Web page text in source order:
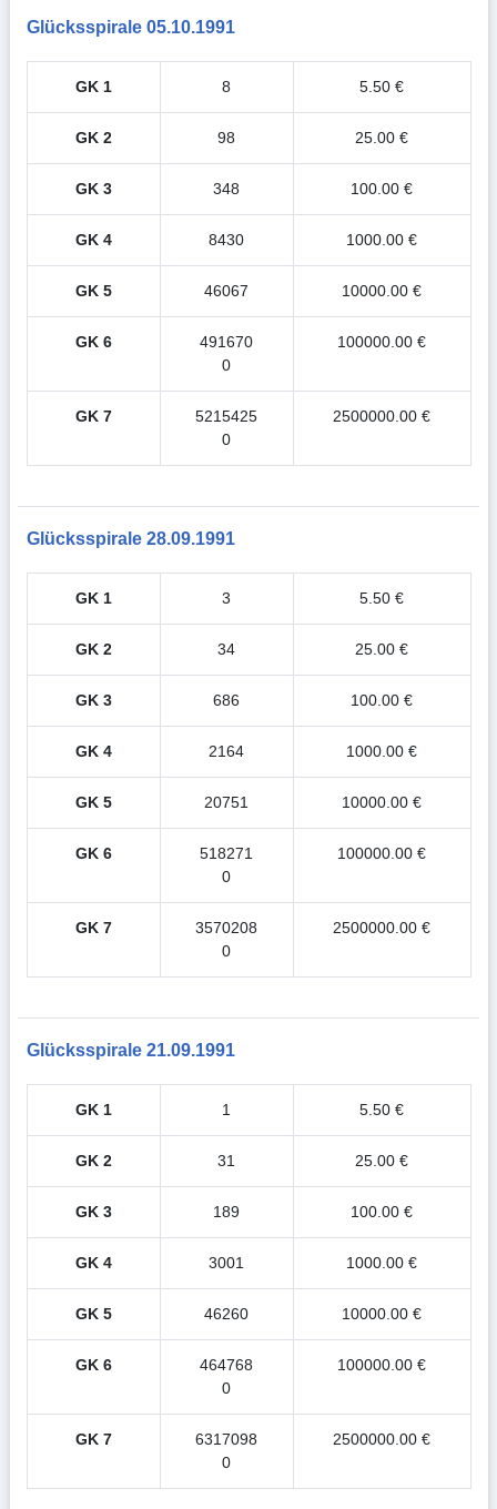
Glücksspirale 05.10.1991
GK 1 8 5.50 €
GK 2 98 25.00 €
GK 3 348 100.00 €
GK 4 8430 1000.00 €
GK 5 46067 10000.00 €
GK 6
491670
0
100000.00 €
GK 7
5215425
0
2500000.00 €
Glücksspirale 28.09.1991
GK 1 3 5.50 €
GK 2 34 25.00 €
GK 3 686 100.00 €
GK 4 2164 1000.00 €
GK 5 20751 10000.00 €
GK 6
518271
0
100000.00 €
GK 7
3570208
0
2500000.00 €
Glücksspirale 21.09.1991
GK 1 1 5.50 €
GK 2 31 25.00 €
GK 3 189 100.00 €
GK 4 3001 1000.00 €
GK 5 46260 10000.00 €
GK 6
464768
0
100000.00 €
GK 7
6317098
0
2500000.00 €